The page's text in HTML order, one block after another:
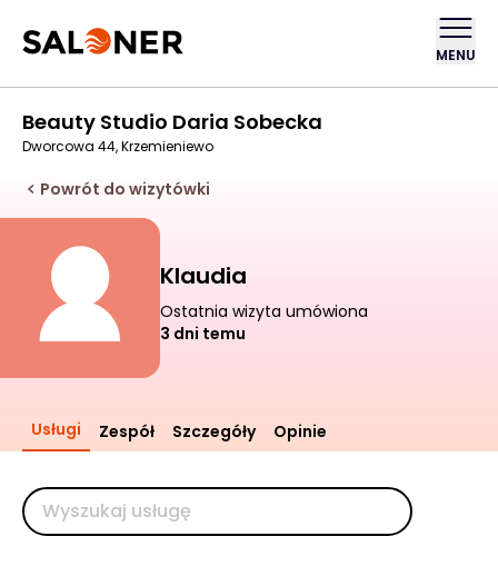
MENU
Beauty Studio Daria Sobecka
Dworcowa 44, Krzemieniewo
Powrót do wizytówki
Klaudia
Ostatnia wizyta umówiona
3 dni temu
Usługi Zespół Szczegóły Opinie